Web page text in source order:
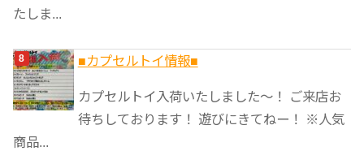
たしま...
■カプセルトイ情報■
カプセルトイ入荷いたしました〜！ ご来店お
待ちしております！ 遊びにきてねー！ ※人気
商品...